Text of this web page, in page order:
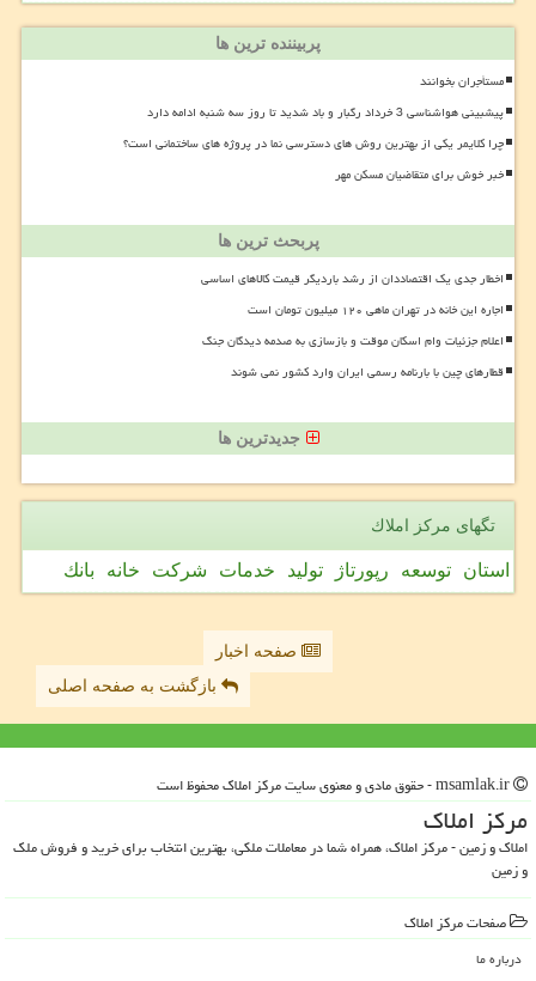
پربیننده ترین ها
مستأجران بخوانند
پیشبینی هواشناسی 3 خرداد رگبار و باد شدید تا روز سه شنبه ادامه دارد
چرا کلایمر یکی از بهترین روش های دسترسی نما در پروژه های ساختمانی است؟
خبر خوش برای متقاضیان مسکن مهر
پربحث ترین ها
اخطار جدی یک اقتصاددان از رشد باردیگر قیمت کالاهای اساسی
اجاره این خانه در تهران ماهی ۱۲۰ میلیون تومان است
اعلام جزئیات وام اسکان موقت و بازسازی به صدمه دیدگان جنگ
قطارهای چین با بارنامه رسمی ایران وارد کشور نمی شوند
جدیدترین ها
تگهای مركز املاك
استان توسعه رپورتاژ تولید خدمات شركت خانه بانك
صفحه اخبار
بازگشت به صفحه اصلی
مركز املاك
املاک و زمین - مرکز املاک، همراه شما در معاملات ملکی، بهترین انتخاب برای خرید و فروش ملک
و زمین
صفحات مركز املاك
درباره ما